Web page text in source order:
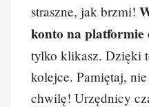
straszne, jak brzmi!
konto na platformie
tylko klikasz. Dzięki
kolejce. Pamiętaj,
chwilę! Urzędnicy